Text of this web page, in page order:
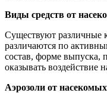
Виды средств от
Существуют различные
различаются по
состав, форме выпуска,
оказывать воздействие
Аэрозоли от